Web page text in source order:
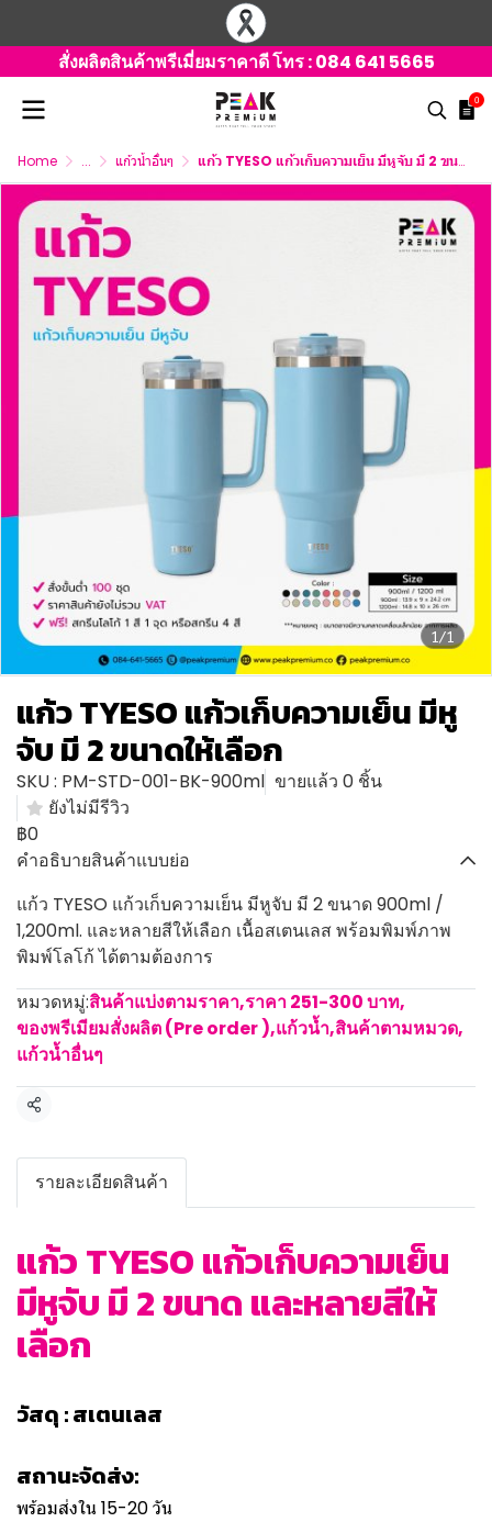
สั่งผลิตสินค้าพรีเมี่ยมราคาดี โทร :084 641 5665
0
Home ... แก้วน้ำอื่นๆ แก้ว TYESO แก้วเก็บความเย็น มีหูจับ มี 2 ขนาดให้เลือก
1/1
แก้ว TYESO แก้วเก็บความเย็น มีหู
จับ มี 2 ขนาดให้เลือก
SKU : PM-STD-001-BK-900ml ขายแล้ว 0 ชิ้น
ยังไม่มีรีวิว
฿0
คำอธิบายสินค้าแบบย่อ
แก้ว TYESO แก้วเก็บความเย็น มีหูจับ มี 2 ขนาด 900ml /
1,200ml. และหลายสีให้เลือก เนื้อสเตนเลส พร้อมพิมพ์ภาพ
พิมพ์โลโก้ ได้ตามต้องการ
หมวดหมู่:สินค้าแบ่งตามราคา,ราคา 251-300 บาท,
ของพรีเมียมสั่งผลิต (Pre order ),แก้วน้ำ,สินค้าตามหมวด,
แก้วน้ำอื่นๆ
แชร์
รายละเอียดสินค้า
แก้ว TYESO แก้วเก็บความเย็น
มีหูจับ มี 2 ขนาด และหลายสีให้
เลือก
วัสดุ : สเตนเลส
สถานะจัดส่ง:
พร้อมส่งใน 15-20 วัน